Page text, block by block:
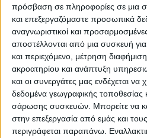
πρόσβαση σε πληροφορίες σε μια
και επεξεργαζόμαστε προσωπικά
αναγνωριστικοί και
αποστέλλονται από μια συσκευή για
και περιεχόμενο, μέτρηση
ακροατηρίου και ανάπτυξη
και οι συνεργάτες μας ενδέχεται
δεδομένα γεωγραφικής
σάρωσης συσκευών. Μπορείτε να
στην επεξεργασία από εμάς και
περιγράφεται παραπάνω.
Δε βρέθηκαν
κριτήρια